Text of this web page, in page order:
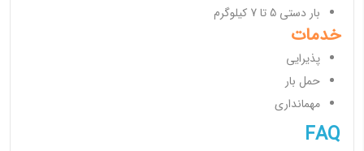
بار دستی 5 تا 7 کیلوگرم
خدمات
پذیرایی
حمل بار
مهمانداری
FAQ